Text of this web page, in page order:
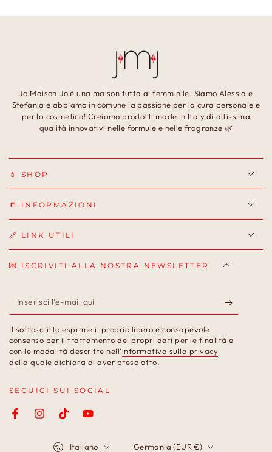
Jo.Maison.Jo è una maison tutta al femminile. Siamo Alessia e
Stefania e abbiamo in comune la passione per la cura personale e
per la cosmetica! Creiamo prodotti made in Italy di altissima
qualità innovativi nelle formule e nelle fragranze 🌿
💄 SHOP
📒 INFORMAZIONI
🔗 LINK UTILI
💌 ISCRIVITI ALLA NOSTRA NEWSLETTER
Inserisci
l'e-
mail
qui
Il sottoscritto esprime il proprio libero e consapevole
consenso per il trattamento dei propri dati per le finalità e
con le modalità descritte nell'informativa sulla privacy
della quale dichiara di aver preso atto.
SEGUICI SUI SOCIAL
FacebookInstagramTikTokYouTube
Italiano Germania (EUR €)